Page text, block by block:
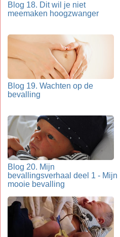
Blog 18. Dit wil je niet
meemaken hoogzwanger
Blog 19. Wachten op de
bevalling
Blog 20. Mijn
bevallingsverhaal deel 1 - Mijn
mooie bevalling